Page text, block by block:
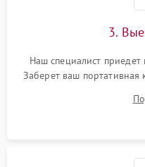
3.
Наш специалист
Заберет ваш портативная